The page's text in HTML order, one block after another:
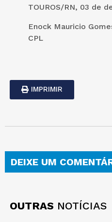
TOUROS/RN, 03 de
Enock Mauricio
CPL
IMPRIMIR
DEIXE UM
OUTRAS NOTÍCIAS